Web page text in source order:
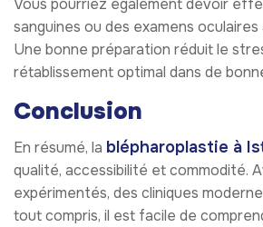
Vous pourriez également devoir
sanguines ou des examens
Une bonne préparation réduit le
rétablissement optimal dans de
Conclusion
En résumé, la blépharoplastie à
qualité, accessibilité et commodité.
expérimentés, des cliniques
tout compris, il est facile de